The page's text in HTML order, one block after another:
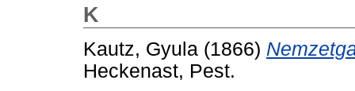
K
Kautz, Gyula (1866)
Heckenast, Pest.